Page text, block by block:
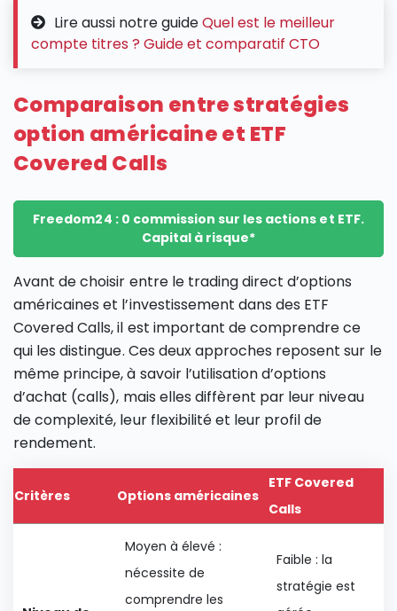
Lire aussi notre guideQuel est le meilleur
compte titres ? Guide et comparatif CTO
Comparaison entre stratégies
option américaine et ETF
Covered Calls
Freedom24 : 0 commission sur les actions et ETF.
Capital à risque*
Avant de choisir entre le trading direct d’options
américaines et l’investissement dans des ETF
Covered Calls, il est important de comprendre ce
qui les distingue. Ces deux approches reposent sur le
même principe, à savoir l’utilisation d’options
d’achat (calls), mais elles diffèrent par leur niveau
de complexité, leur flexibilité et leur profil de
rendement.
Critères Options américaines
ETF Covered
Calls
Moyen à élevé :
nécessite de
comprendre les
Faible : la
stratégie est